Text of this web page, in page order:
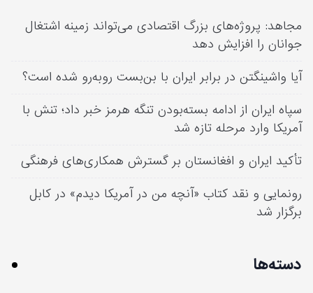
مجاهد: پروژه‌های بزرگ اقتصادی می‌تواند زمینه اشتغال
جوانان را افزایش دهد
آیا واشینگتن در برابر ایران با بن‌بست روبه‌رو شده است؟
سپاه ایران از ادامه بسته‌بودن تنگه هرمز خبر داد؛ تنش با
آمریکا وارد مرحله تازه شد
تأکید ایران و افغانستان بر گسترش همکاری‌های فرهنگی
رونمایی و نقد کتاب «آنچه من در آمریکا دیدم» در کابل
برگزار شد
دسته‌ها